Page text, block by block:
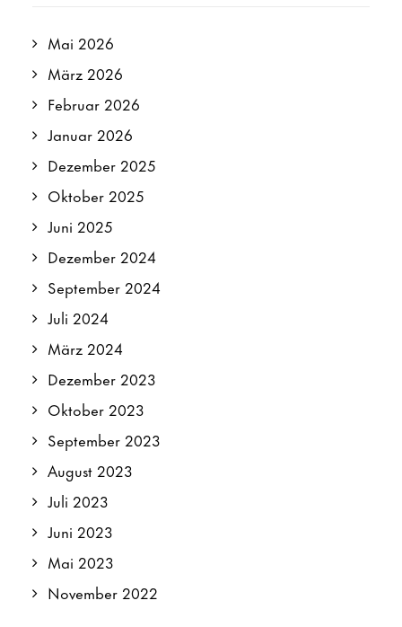
Mai 2026
März 2026
Februar 2026
Januar 2026
Dezember 2025
Oktober 2025
Juni 2025
Dezember 2024
September 2024
Juli 2024
März 2024
Dezember 2023
Oktober 2023
September 2023
August 2023
Juli 2023
Juni 2023
Mai 2023
November 2022